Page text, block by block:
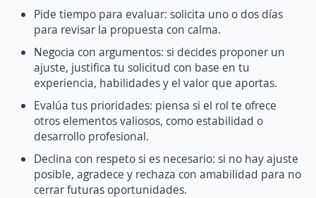
Pide tiempo para evaluar: solicita uno o dos días
para revisar la propuesta con calma.
Negocia con argumentos: si decides proponer un
ajuste, justifica tu solicitud con base en tu
experiencia, habilidades y el valor que aportas.
Evalúa tus prioridades: piensa si el rol te ofrece
otros elementos valiosos, como estabilidad o
desarrollo profesional.
Declina con respeto si es necesario: si no hay ajuste
posible, agradece y rechaza con amabilidad para no
cerrar futuras oportunidades.